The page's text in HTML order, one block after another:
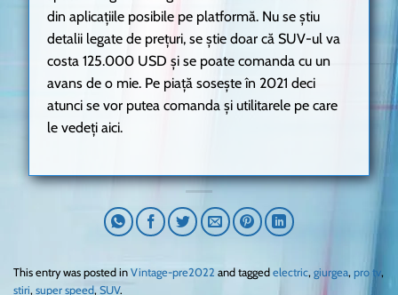
din aplicațiile posibile pe platformă. Nu se știu
detalii legate de prețuri, se știe doar că SUV-ul va
costa 125.000 USD și se poate comanda cu un
avans de o mie. Pe piață sosește în 2021 deci
atunci se vor putea comanda și utilitarele pe care
le vedeți aici.
This entry was posted in Vintage-pre2022 and tagged electric, giurgea, pro tv,
stiri, super speed, SUV.